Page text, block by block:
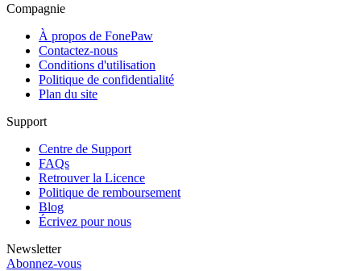
Compagnie
À propos de FonePaw
Contactez-nous
Conditions d'utilisation
Politique de confidentialité
Plan du site
Support
Centre de Support
FAQs
Retrouver la Licence
Politique de remboursement
Blog
Écrivez pour nous
Newsletter
Abonnez-vous